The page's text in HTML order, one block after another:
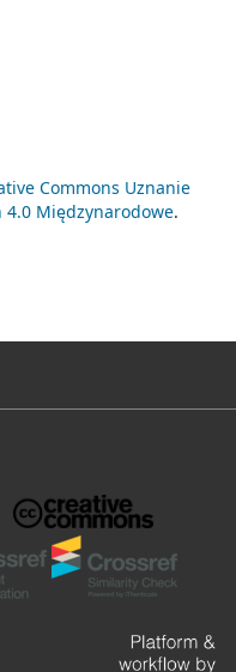
Commons Uznanie
4.0 Międzynarodowe.